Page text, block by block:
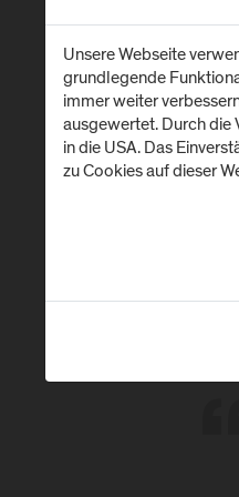
Die
of
Unsere Webseite
grundlegende
immer weiter
ausgewertet. Durch die
in die USA. Das
zu Cookies auf dieser